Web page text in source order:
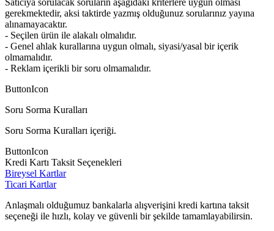
Satıcıya sorulacak soruların aşağıdaki kriterlere uygun olması
gerekmektedir, aksi taktirde yazmış olduğunuz sorularınız yayına
alınamayacaktır.
- Seçilen ürün ile alakalı olmalıdır.
- Genel ahlak kurallarına uygun olmalı, siyasi/yasal bir içerik
olmamalıdır.
- Reklam içerikli bir soru olmamalıdır.
ButtonIcon
Soru Sorma Kuralları
Soru Sorma Kuralları içeriği.
ButtonIcon
Kredi Kartı Taksit Seçenekleri
Bireysel Kartlar
Ticari Kartlar
Anlaşmalı olduğumuz bankalarla alışverişini kredi kartına taksit
seçeneği ile hızlı, kolay ve güvenli bir şekilde tamamlayabilirsin.